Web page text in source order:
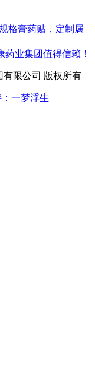
格膏药贴，定制属
业集团值得信赖！
有限公司 版权所有
一梦浮生